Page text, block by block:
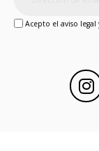
Acepto el aviso